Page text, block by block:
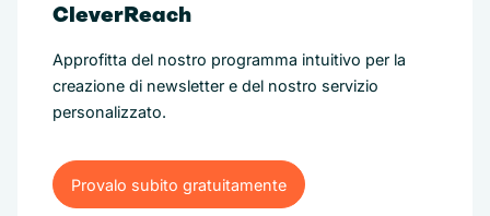
CleverReach
Approfitta del nostro programma intuitivo per la
creazione di newsletter e del nostro servizio
personalizzato.
Provalo subito gratuitamente
Provalo subito gratuitamente